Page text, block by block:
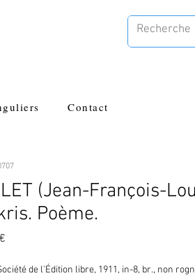
Contact
(Jean-François-
Poème.
de l'Édition libre, 1911, in-8, br., non